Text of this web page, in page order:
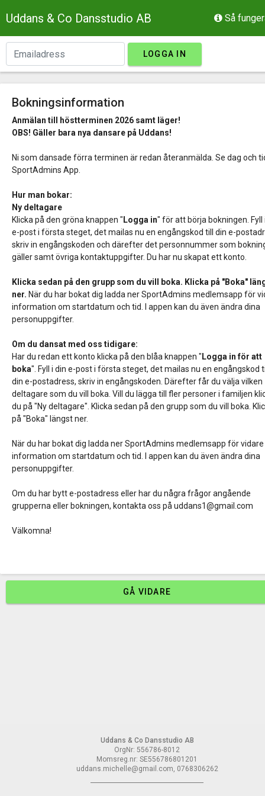
Uddans & Co Dansstudio AB Så
LOGGA IN
Bokningsinformation
Anmälan till höstterminen 2026 samt läger!
OBS! Gäller bara nya dansare på Uddans!
Ni som dansade förra terminen är redan återanmälda. Se dag och
SportAdmins App.
Hur man bokar:
Ny deltagare
Klicka på den gröna knappen " Logga in" för att börja bokningen. Fyll
e-post i första steget, det mailas nu en engångskod till din e-
skriv in engångskoden och därefter det personnummer som
gäller samt övriga kontaktuppgifter. Du har nu skapat ett konto.
Klicka sedan på den grupp som du vill boka. Klicka på "Boka"
ner. När du har bokat dig ladda ner SportAdmins medlemsapp för
information om startdatum och tid. I appen kan du även ändra dina
personuppgifter.
Om du dansat med oss tidigare:
Har du redan ett konto klicka på den blåa knappen " Logga in för att
boka". Fyll i din e-post i första steget, det mailas nu en engångskod
din e-postadress, skriv in engångskoden. Därefter får du välja vilken
deltagare som du vill boka. Vill du lägga till fler personer i familjen
du på "Ny deltagare". Klicka sedan på den grupp som du vill boka.
på "Boka" längst ner.
När du har bokat dig ladda ner SportAdmins medlemsapp för vidare
information om startdatum och tid. I appen kan du även ändra dina
personuppgifter.
Om du har bytt e-postadress eller har du några frågor angående
grupperna eller bokningen, kontakta oss påuddans1@gmail.com
Välkomna!
GÅ VIDARE
Uddans & Co Dansstudio AB
OrgNr: 556786-8012
Momsreg.nr: SE556786801201
uddans.michelle@gmail.com, 0768306262